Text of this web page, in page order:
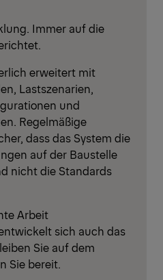
Immer auf die
erweitert mit
Lastszenarien,
und
Regelmäßige
dass das System die
auf der Baustelle
nicht die Standards
Arbeit
sich auch das
Sie auf dem
Sie bereit.